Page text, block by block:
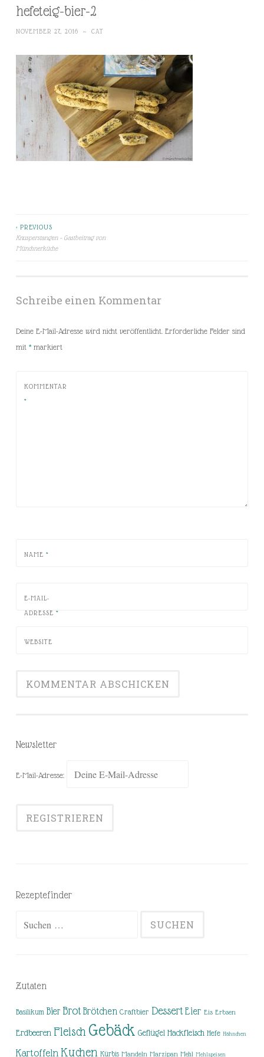
hefeteig-bier-2
NOVEMBER 27, 2016 ~ CAT
Beitragsnavigation
< PREVIOUS
Knusperstangen – Gastbeitrag von
Münchnerküche
Schreibe einen Kommentar
Deine E-Mail-Adresse wird nicht veröffentlicht. Erforderliche Felder sind
mit *markiert
KOMMENTAR
*
NAME *
E-MAIL-
ADRESSE *
WEBSITE
Newsletter
E-Mail-Adresse:
Rezeptefinder
Zutaten
Basilikum Bier Brot Brötchen Craftbier Dessert Eier Eis Erbsen
Erdbeeren Fleisch Gebäck Geflügel Hackfleisch Hefe Hähnchen
Kartoffeln Kuchen Kürbis Mandeln Marzipan Mehl Mehlspeisen